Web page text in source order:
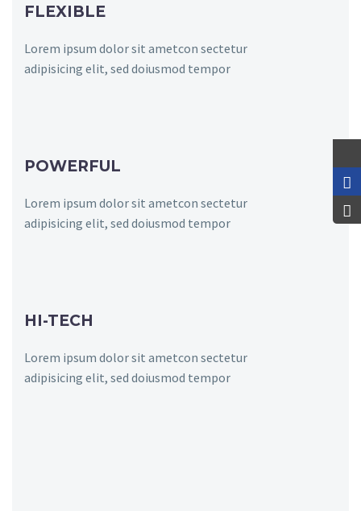
FLEXIBLE
Lorem ipsum dolor sit ametcon sectetur
adipisicing elit, sed doiusmod tempor
POWERFUL
Lorem ipsum dolor sit ametcon sectetur
adipisicing elit, sed doiusmod tempor
HI-TECH
Lorem ipsum dolor sit ametcon sectetur
adipisicing elit, sed doiusmod tempor